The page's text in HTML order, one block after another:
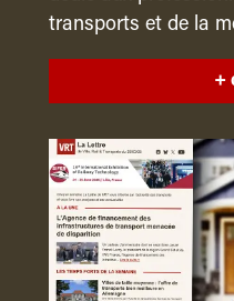
transports et de la
+